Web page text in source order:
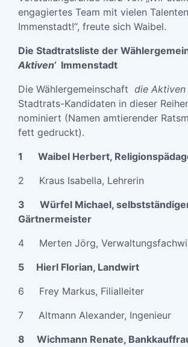
engagiertes Team mit vielen
Immenstadt!“, freute sich Waibel.
Die Stadtratsliste der
Aktiven‘Immenstadt
Die Wählergemeinschaft die Aktiven
Stadtrats-Kandidaten in dieser
nominiert (Namen amtierender
fett gedruckt).
1
Waibel Herbert,
2 Kraus Isabella, Lehrerin
3
Würfel Michael,
Gärtnermeister
4 Merten Jörg,
5 Hierl Florian, Landwirt
6 Frey Markus, Filialleiter
7 Altmann Alexander, Ingenieur
8 Wichmann Renate,